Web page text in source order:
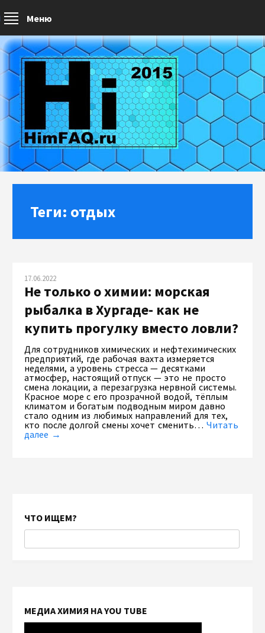
Меню
Теги: отдых
17.06.2022
Не только о химии: морская
рыбалка в Хургаде- как не
купить прогулку вместо ловли?
Для сотрудников химических и нефтехимических
предприятий, где рабочая вахта измеряется
неделями, а уровень стресса — десятками
атмосфер, настоящий отпуск — это не просто
смена локации, а перезагрузка нервной системы.
Красное море с его прозрачной водой, тёплым
климатом и богатым подводным миром давно
стало одним из любимых направлений для тех,
кто после долгой смены хочет сменить… Читать
далее →
ЧТО ИЩЕМ?
МЕДИА ХИМИЯ НА YOU TUBE